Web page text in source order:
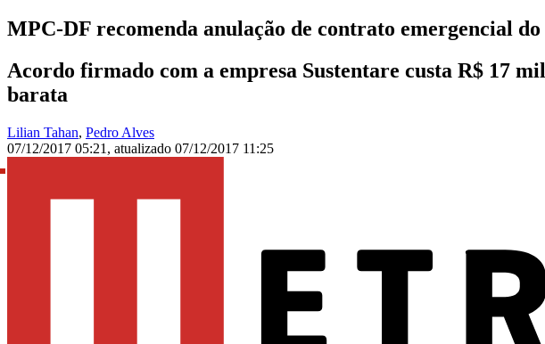
MPC-DF recomenda anulação de contrato emergencial
Acordo firmado com a empresa Sustentare custa R$ 17
barata
Lilian Tahan, Pedro Alves
07/12/2017 05:21 , atualizado 07/12/2017 11:25